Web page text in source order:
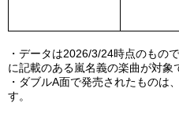
・データは2026/3/24時点のもので
に記載のある嵐名義の楽曲が対象
・ダブルA面で発売されたものは
す。